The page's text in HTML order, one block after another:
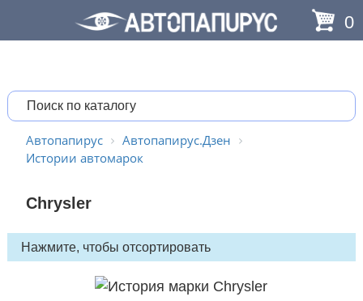
0
Автопапирус
Автопапирус.Дзен
Истории автомарок
Chrysler